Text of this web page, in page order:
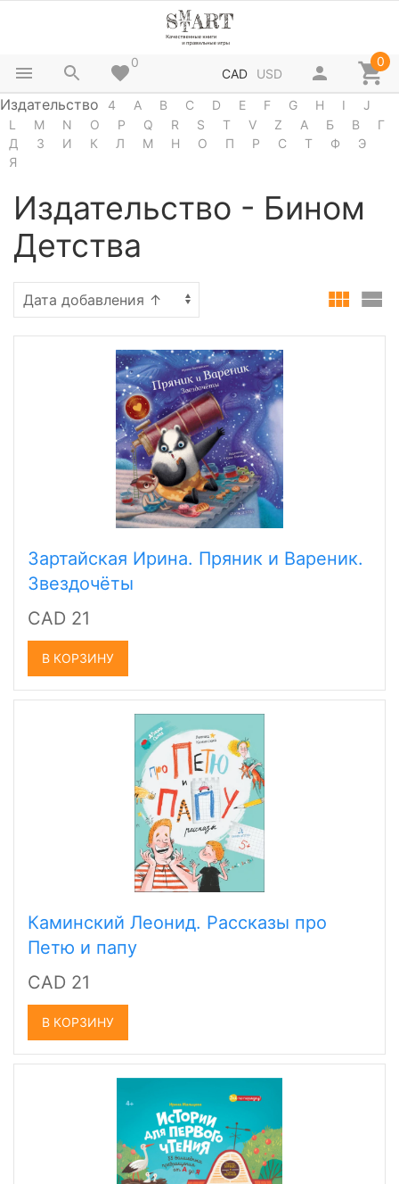
0
CAD USD
0
Издательство 4 A B C D E F G H I
J
L
M N O P Q R S T V Z А Б В
Г
Д
З И К Л М Н О П Р С Т Ф
Э
Я
Издательство - Бином
Детства
Зартайская Ирина. Пряник и Вареник.
Звездочёты
CAD 21
В КОРЗИНУ
Каминский Леонид. Рассказы про
Петю и папу
CAD 21
В КОРЗИНУ